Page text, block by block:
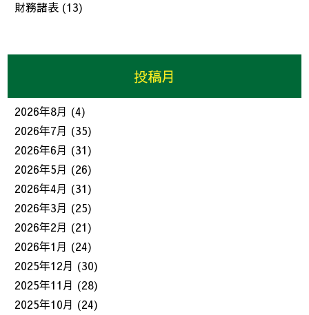
財務諸表 (13)
投稿月
2026年8月 (4)
2026年7月 (35)
2026年6月 (31)
2026年5月 (26)
2026年4月 (31)
2026年3月 (25)
2026年2月 (21)
2026年1月 (24)
2025年12月 (30)
2025年11月 (28)
2025年10月 (24)